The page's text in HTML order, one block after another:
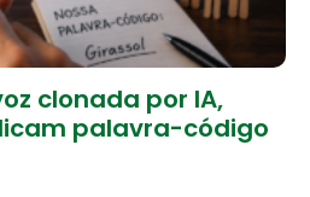
clonada por IA,
palavra-código